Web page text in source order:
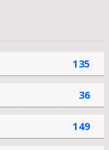
135
36
149